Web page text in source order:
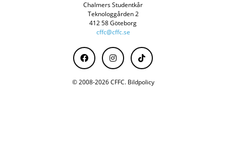
Chalmers Studentkår
Teknologgården 2
412 58 Göteborg
cffc@cffc.se
© 2008-2026 CFFC. Bildpolicy